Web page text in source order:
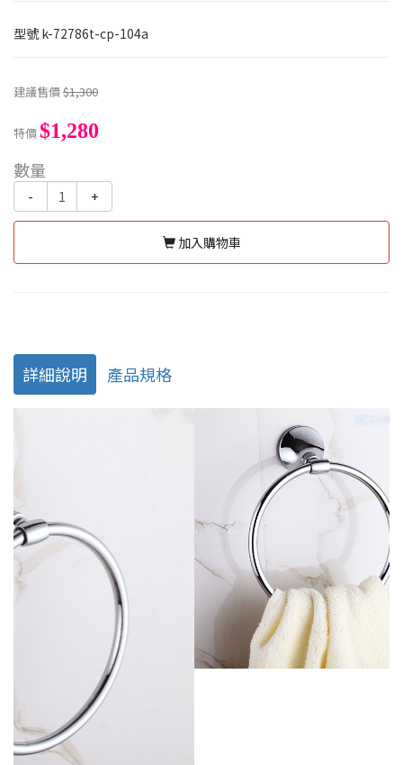
型號k-72786t-cp-104a
建議售價$1,300
特價$1,280
數量
- +
加入購物車
詳細說明 產品規格